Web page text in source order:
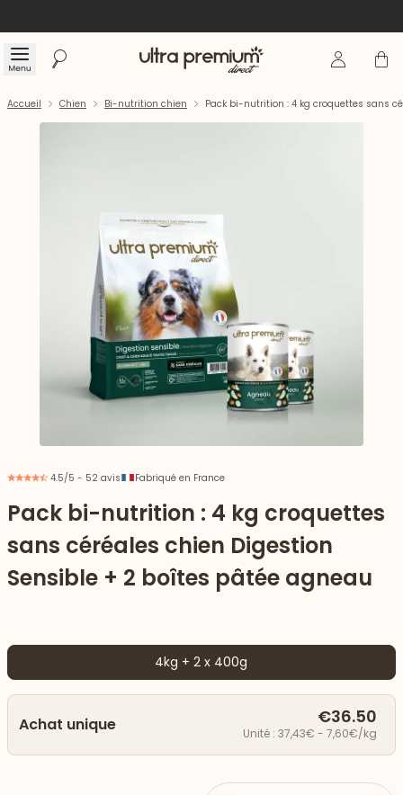
Menu Rechercher Accueil Se Panier
vers le bas
Accueil Chien Bi-nutrition chien Pack bi-nutrition : 4 kg croquettes sans
4.5/5 - 52 avis Fabriqué en France
Pack bi-nutrition : 4 kg croquettes
sans céréales chien Digestion
Sensible + 2 boîtes pâtée agneau
4kg + 2 x 400g
Achat unique €36.50
Unité : 37,43€ - 7,60€/kg